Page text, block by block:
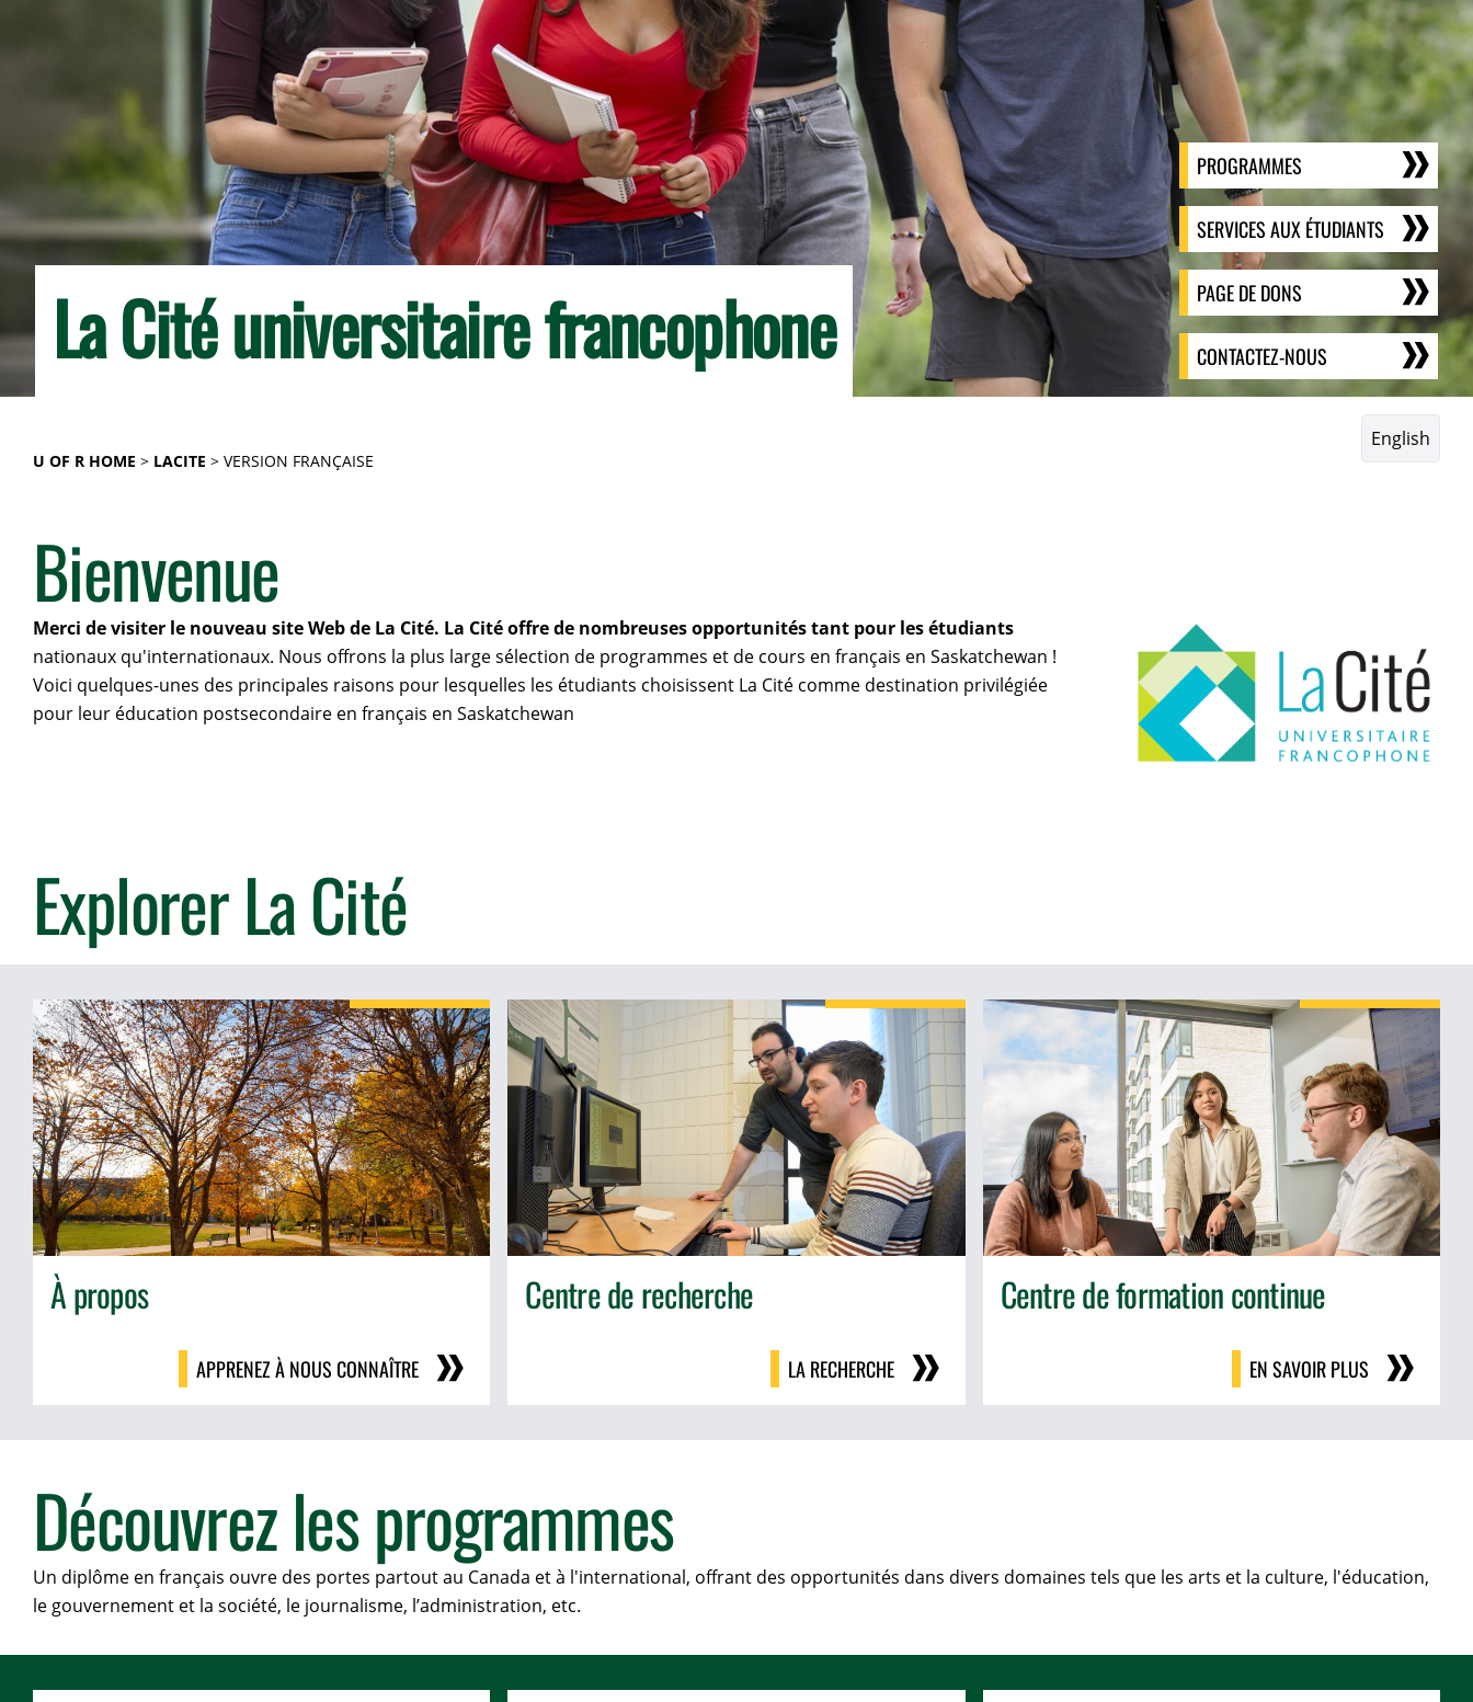
La Cité universitaire francophone
PROGRAMMES
SERVICES AUX ÉTUDIANTS
PAGE DE DONS
CONTACTEZ-NOUS
English
U OF R HOME LACITE VERSION FRANÇAISE
Bienvenue
Merci de visiter le nouveau site Web de La Cité. La Cité offre de nombreuses opportunités tant pour les étudiants
nationaux qu'internationaux. Nous offrons la plus large sélection de programmes et de cours en français en Saskatchewan !
Voici quelques-unes des principales raisons pour lesquelles les étudiants choisissent La Cité comme destination privilégiée
pour leur éducation postsecondaire en français en Saskatchewan
Explorer La Cité
À propos
APPRENEZ À NOUS CONNAÎTRE
Centre de recherche
LA RECHERCHE
Centre de formation continue
EN SAVOIR PLUS
Découvrez les programmes
Un diplôme en français ouvre des portes partout au Canada et à l'international, offrant des opportunités dans divers domaines tels que les arts et la culture, l'éducation,
le gouvernement et la société, le journalisme, l’administration, etc.